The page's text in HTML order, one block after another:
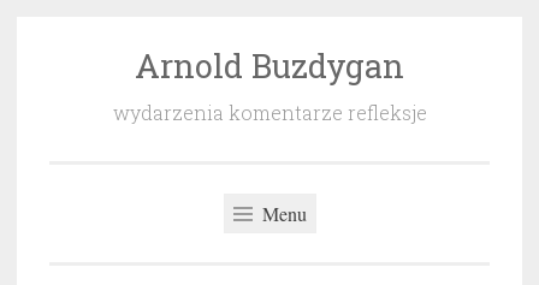
Arnold Buzdygan
wydarzenia komentarze refleksje
Menu